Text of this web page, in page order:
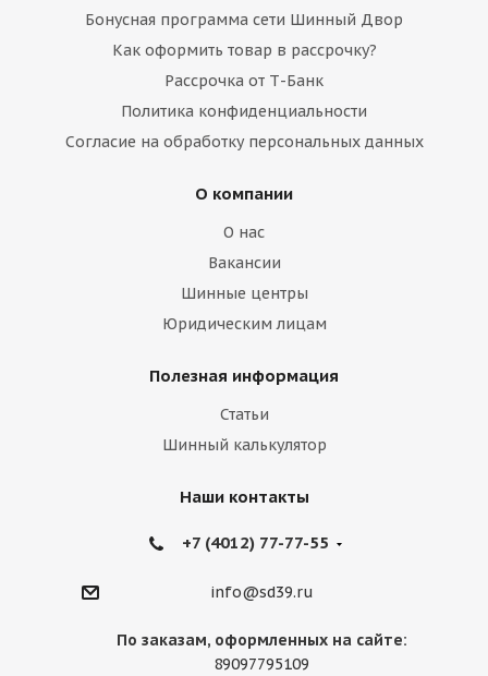
Бонусная программа сети Шинный Двор
Как оформить товар в рассрочку?
Рассрочка от Т-Банк
Политика конфиденциальности
Согласие на обработку персональных данных
О компании
О нас
Вакансии
Шинные центры
Юридическим лицам
Полезная информация
Статьи
Шинный калькулятор
Наши контакты
+7 (4012) 77-77-55
info@sd39.ru
По заказам, оформленных на сайте:
89097795109